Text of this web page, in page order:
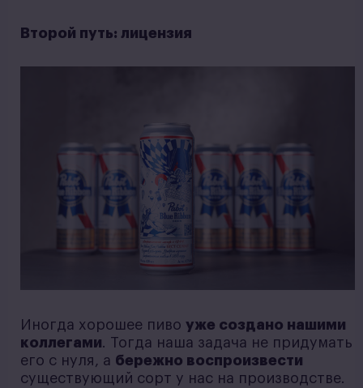
Второй путь: лицензия
Иногда хорошее пиво уже создано нашими
коллегами. Тогда наша задача не придумать
его с нуля, а бережно воспроизвести
существующий сорт у нас на производстве.